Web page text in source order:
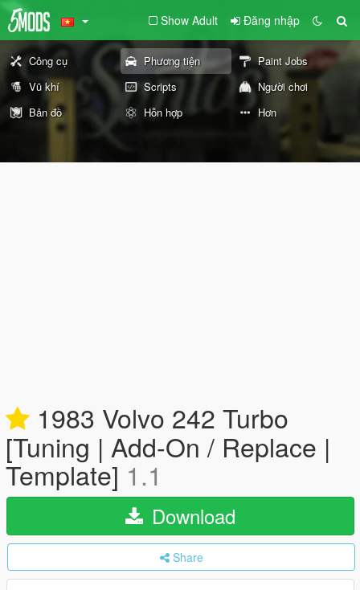
Show Adult Đăng nhập
Công cụ Phương tiện
Paint Jobs
Vũ khí
Scripts
Người chơi
Bản đồ
Hỗn hợp Hơn
1983 Volvo 242 Turbo
[Tuning | Add-On / Replace |
Template] 1.1
Download
Share